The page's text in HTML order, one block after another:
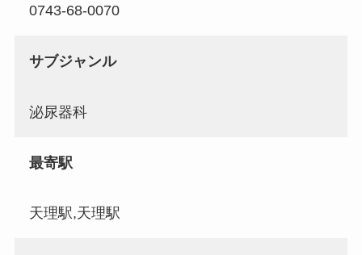
0743-68-0070
サブジャンル
泌尿器科
最寄駅
天理駅,天理駅